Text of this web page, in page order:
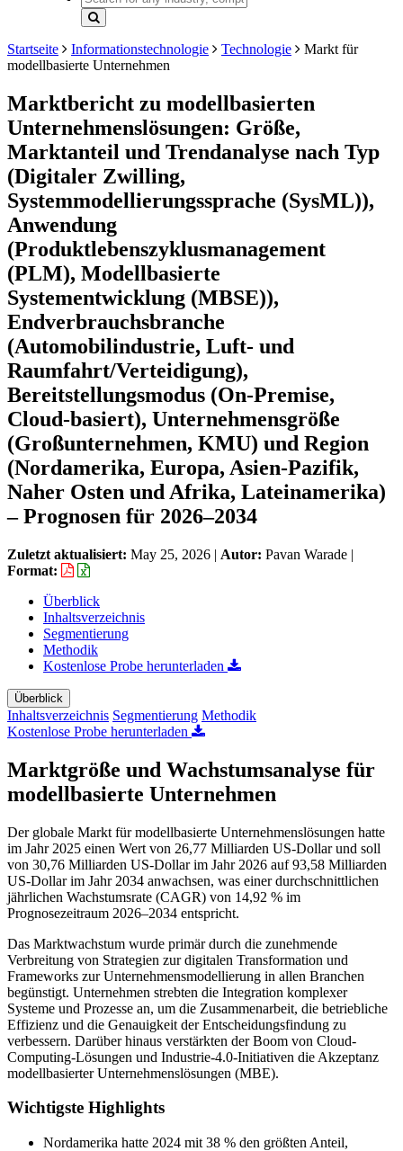
Startseite Informationstechnologie Technologie
Markt für
modellbasierte Unternehmen
Marktbericht zu modellbasierten
Unternehmenslösungen: Größe,
Marktanteil und Trendanalyse nach Typ
(Digitaler Zwilling,
Systemmodellierungssprache (SysML)),
Anwendung
(Produktlebenszyklusmanagement
(PLM), Modellbasierte
Systementwicklung (MBSE)),
Endverbrauchsbranche
(Automobilindustrie, Luft- und
Raumfahrt/Verteidigung),
Bereitstellungsmodus (On-Premise,
Cloud-basiert), Unternehmensgröße
(Großunternehmen, KMU) und Region
(Nordamerika, Europa, Asien-Pazifik,
Naher Osten und Afrika, Lateinamerika)
– Prognosen für 2026–2034
Zuletzt aktualisiert: May 25, 2026 | Autor: Pavan Warade |
Format:
Überblick
Inhaltsverzeichnis
Segmentierung
Methodik
Kostenlose Probe herunterladen
Überblick
Inhaltsverzeichnis Segmentierung Methodik
Kostenlose Probe herunterladen
Marktgröße und Wachstumsanalyse für
modellbasierte Unternehmen
Der globale Markt für modellbasierte Unternehmenslösungen hatte
im Jahr 2025 einen Wert von 26,77 Milliarden US-Dollar und soll
von 30,76 Milliarden US-Dollar im Jahr 2026 auf 93,58 Milliarden
US-Dollar im Jahr 2034 anwachsen, was einer durchschnittlichen
jährlichen Wachstumsrate (CAGR) von 14,92 % im
Prognosezeitraum 2026–2034 entspricht.
Das Marktwachstum wurde primär durch die zunehmende
Verbreitung von Strategien zur digitalen Transformation und
Frameworks zur Unternehmensmodellierung in allen Branchen
begünstigt. Unternehmen strebten die Integration komplexer
Systeme und Prozesse an, um die Zusammenarbeit, die betriebliche
Effizienz und die Genauigkeit der Entscheidungsfindung zu
verbessern. Darüber hinaus verstärkten der Boom von Cloud-
Computing-Lösungen und Industrie-4.0-Initiativen die Akzeptanz
modellbasierter Unternehmenslösungen (MBE).
Wichtigste Highlights
Nordamerika hatte 2024 mit 38 % den größten Anteil,